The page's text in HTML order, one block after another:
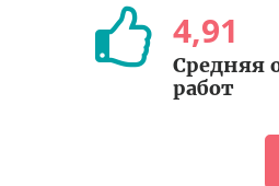
4,91
Средняя
работ